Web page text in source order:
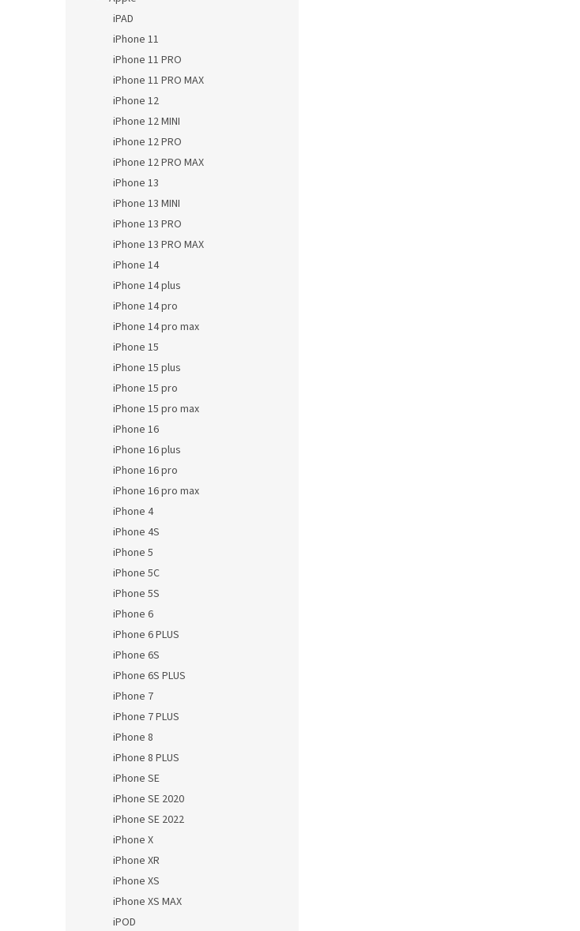
iPAD
iPhone 11
iPhone 11 PRO
iPhone 11 PRO MAX
iPhone 12
iPhone 12 MINI
iPhone 12 PRO
iPhone 12 PRO MAX
iPhone 13
iPhone 13 MINI
iPhone 13 PRO
iPhone 13 PRO MAX
iPhone 14
iPhone 14 plus
iPhone 14 pro
iPhone 14 pro max
iPhone 15
iPhone 15 plus
iPhone 15 pro
iPhone 15 pro max
iPhone 16
iPhone 16 plus
iPhone 16 pro
iPhone 16 pro max
iPhone 4
iPhone 4S
iPhone 5
iPhone 5C
iPhone 5S
iPhone 6
iPhone 6 PLUS
iPhone 6S
iPhone 6S PLUS
iPhone 7
iPhone 7 PLUS
iPhone 8
iPhone 8 PLUS
iPhone SE
iPhone SE 2020
iPhone SE 2022
iPhone X
iPhone XR
iPhone XS
iPhone XS MAX
iPOD